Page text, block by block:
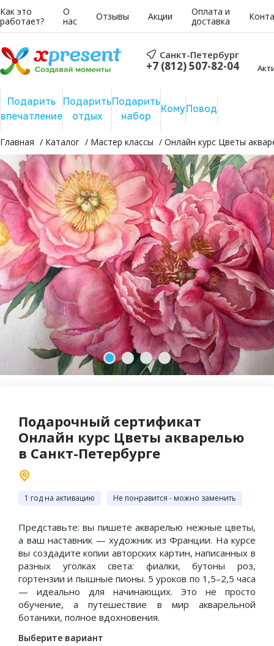
Как это
работает?
О
нас
Отзывы Акции
Оплата и
доставка
Санкт-Петербург
+7 (812) 507-82-04
Подарить
впечатление
Подарить
отдых
Подарить
набор
КомуПовод
Главная Каталог Мастер классы Онлайн курс Цветы
2-й сертификат
В ПОДАРОК!
Пять звезд и более пятисот
отзывов на Яндексе
Подарочный сертификат
Онлайн курс Цветы акварелью
в Санкт-Петербурге
1 год на активацию Не понравится - можно заменить
Представьте: вы пишете акварелью нежные цветы,
а ваш наставник — художник из Франции. На курсе
вы создадите копии авторских картин, написанных в
разных уголках света: фиалки, бутоны роз,
гортензии и пышные пионы. 5 уроков по 1,5–2,5 часа
— идеально для начинающих. Это не просто
обучение, а путешествие в мир акварельной
ботаники, полное вдохновения.
Выберите вариант